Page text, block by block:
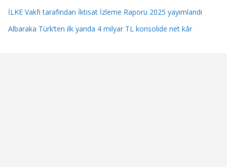
İLKE Vakfı tarafından İktisat İzleme Raporu 2025 yayımlandı
Albaraka Türk’ten ilk yarıda 4 milyar TL konsolide net kâr